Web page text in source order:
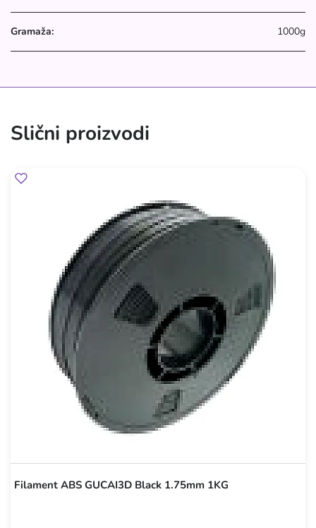
Gramaža: 1000g
Slični proizvodi
Filament ABS GUCAI3D Black 1.75mm 1KG